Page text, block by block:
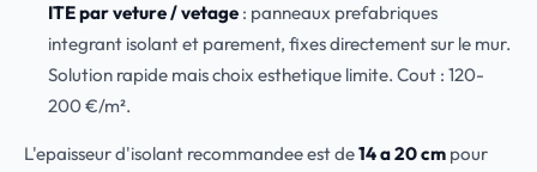
ITE par veture / vetage: panneaux prefabriques
integrant isolant et parement, fixes directement sur le mur.
Solution rapide mais choix esthetique limite. Cout : 120-
200 €/m².
L'epaisseur d'isolant recommandee est de14 a 20 cm pour